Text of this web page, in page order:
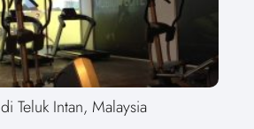
Teluk Intan, Malaysia